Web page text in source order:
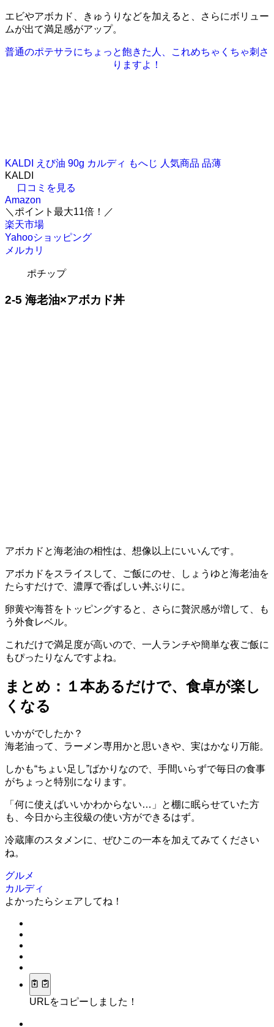
エビやアボカド、きゅうりなどを加えると、さらにボリュー
ムが出て満足感がアップ。
普通のポテサラにちょっと飽きた人、これめちゃくちゃ刺さ
りますよ！
KALDI えび油 90g カルディ もへじ 人気商品 品薄
KALDI
口コミを見る
Amazon
＼ポイント最大11倍！／
楽天市場
Yahooショッピング
メルカリ
ポチップ
2-5 海老油×アボカド丼
アボカドと海老油の相性は、想像以上にいいんです。
アボカドをスライスして、ご飯にのせ、しょうゆと海老油を
たらすだけで、濃厚で香ばしい丼ぶりに。
卵黄や海苔をトッピングすると、さらに贅沢感が増して、も
う外食レベル。
これだけで満足度が高いので、一人ランチや簡単な夜ご飯に
もぴったりなんですよね。
まとめ：１本あるだけで、食卓が楽し
くなる
いかがでしたか？
海老油って、ラーメン専用かと思いきや、実はかなり万能。
しかも“ちょい足し”ばかりなので、手間いらずで毎日の食事
がちょっと特別になります。
「何に使えばいいかわからない…」と棚に眠らせていた方
も、今日から主役級の使い方ができるはず。
冷蔵庫のスタメンに、ぜひこの一本を加えてみてください
ね。
グルメ
カルディ
よかったらシェアしてね！
URLをコピーしました！